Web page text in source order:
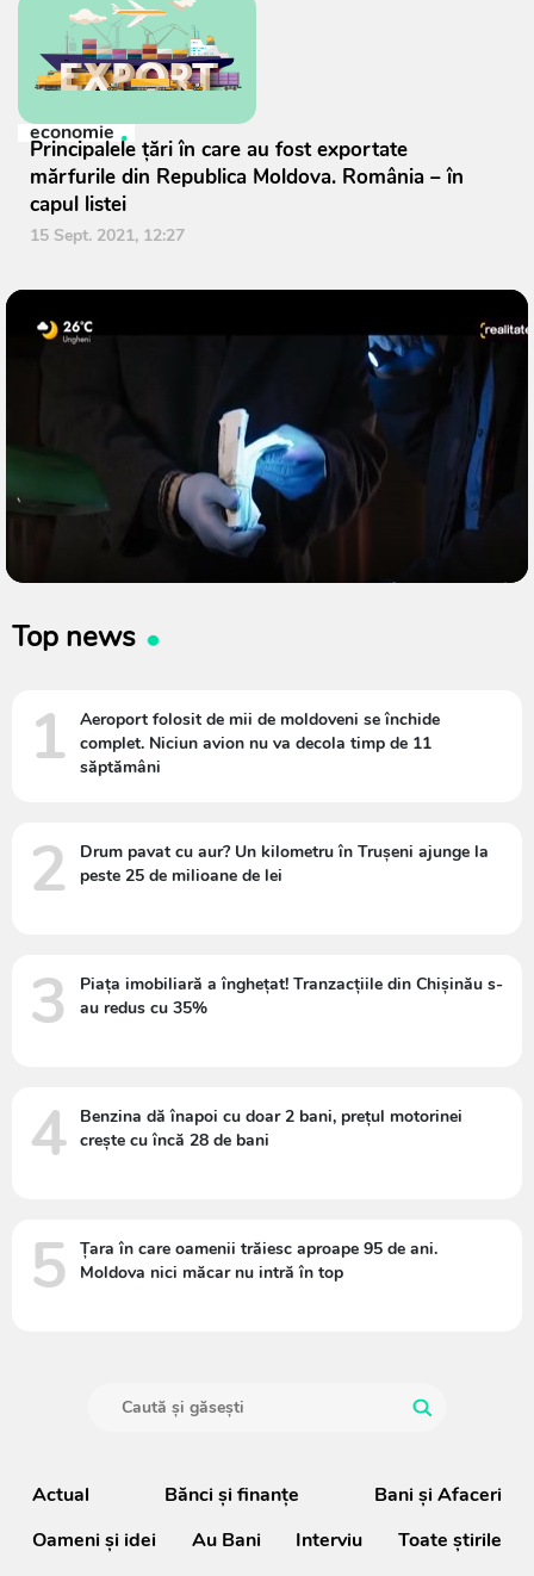
economie
Principalele țări în care au fost exportate
mărfurile din Republica Moldova. România – în
capul listei
15 Sept. 2021, 12:27
Top news
1
Aeroport folosit de mii de moldoveni se închide
complet. Niciun avion nu va decola timp de 11
săptămâni
2
Drum pavat cu aur? Un kilometru în Trușeni ajunge la
peste 25 de milioane de lei
3
Piața imobiliară a înghețat! Tranzacțiile din Chișinău s-
au redus cu 35%
4
Benzina dă înapoi cu doar 2 bani, prețul motorinei
crește cu încă 28 de bani
5
Țara în care oamenii trăiesc aproape 95 de ani.
Moldova nici măcar nu intră în top
Actual Bănci şi finanţe
Bani și Afaceri
Oameni şi idei
Au Bani Interviu
Toate știrile